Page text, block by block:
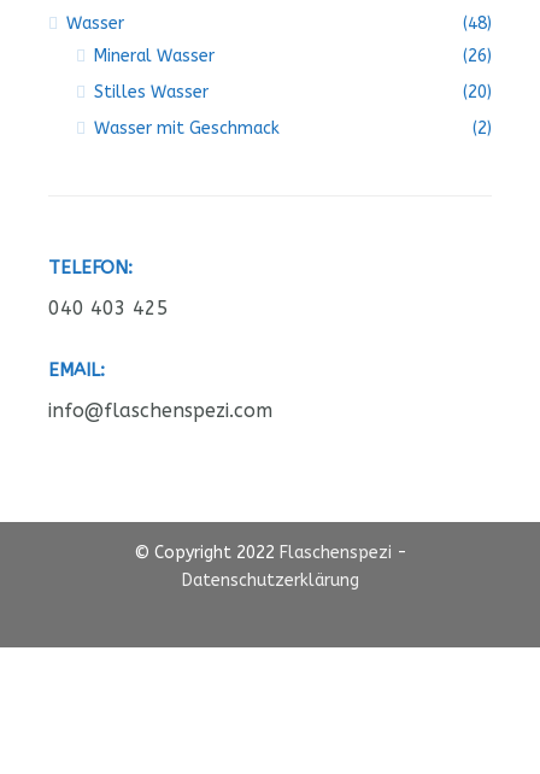
Wasser
(48)
Mineral Wasser
(26)
Stilles Wasser
(20)
Wasser mit Geschmack
(2)
TELEFON:
040 403 425
EMAIL:
info@flaschenspezi.com
© Copyright 2022 Flaschenspezi -
Datenschutzerklärung